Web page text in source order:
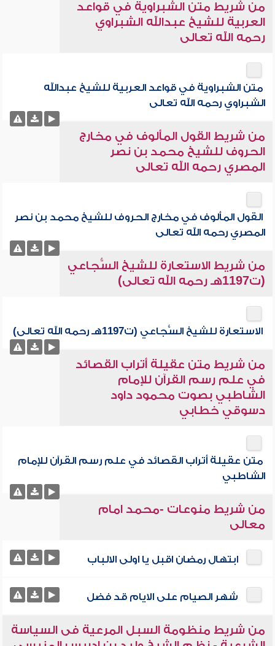
من شريط متن الشبراوية في قواعد
العربية للشيخ عبدالله الشبراوي
رحمه الله تعالى
متن الشبراوية في قواعد العربية للشيخ عبدالله
الشبراوي رحمه الله تعالى
من شريط القول المألوف في مخارج
الحروف للشيخ محمد بن نصر
المصري رحمه الله تعالى
القول المألوف في مخارج الحروف للشيخ محمد بن نصر
المصري رحمه الله تعالى
من شريط الاستعارة للشيخ السُّجاعي
(ت1197هـ رحمه الله تعالى)
الاستعارة للشيخ السُّجاعي (ت1197هـ رحمه الله تعالى)
من شريط متن عقيلة أتراب القصائد
في علم رسم القرآن للإمام
الشاطبي بصوت محمود داود
دسوقي خطابي
متن عقيلة أتراب القصائد في علم رسم القرآن للإمام
الشاطبي
من شريط منوعات -محمد امام
معالى
ابتهال رمضان اقبل يا اولى الالباب
شهر الصيام على الايام قد فضل
من شريط منظومة السبل المرعية فى السياسة